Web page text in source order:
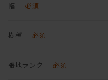
幅 必須
樹種 必須
張地ランク 必須